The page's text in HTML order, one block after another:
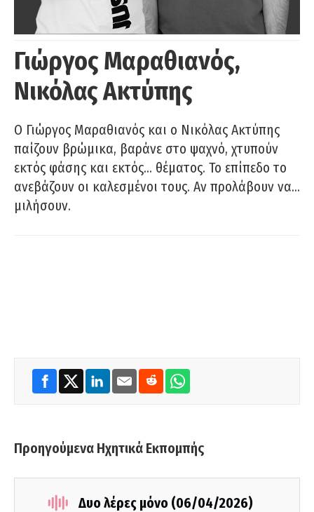
Γιώργος Μαραθιανός,
Νικόλας Ακτύπης
Ο Γιώργος Μαραθιανός και ο Νικόλας Ακτύπης
παίζουν βρώμικα, βαράνε στο ψαχνό, χτυπούν
εκτός φάσης και εκτός… θέματος. Το επίπεδο το
ανεβάζουν οι καλεσμένοι τους. Αν προλάβουν να…
μιλήσουν.
Προηγούμενα Ηχητικά Εκπομπής
Δυο λέρες μόνο (06/04/2026)